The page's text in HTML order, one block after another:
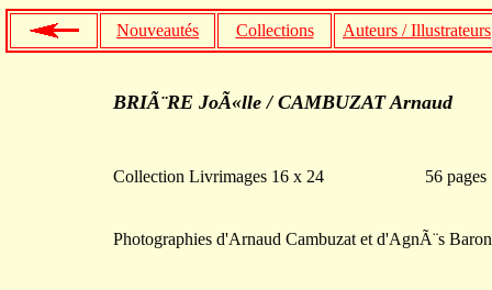
Nouveautés Collections Auteurs / Illustrateurs
BRIÃ¨RE JoÃ«lle / CAMBUZAT Arnaud
Collection Livrimages 16 x 24 56 pages
Photographies d'Arnaud Cambuzat et d'AgnÃ¨s Baron